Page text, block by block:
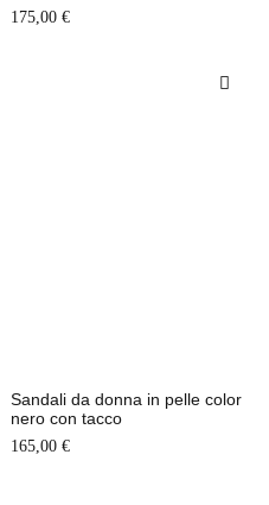
175,00 €
Sandali da donna in pelle color
nero con tacco
165,00 €